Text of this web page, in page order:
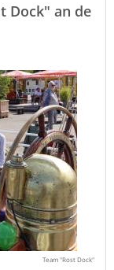
Dock" an de
Team "Rost Dock"